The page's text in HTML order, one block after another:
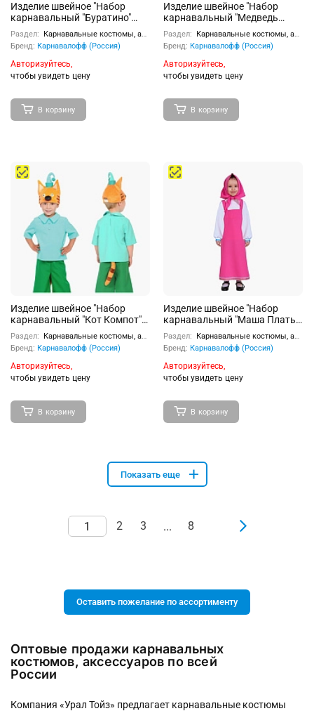
Изделие швейное "Набор
карнавальный "Буратино"
Раздел:
Карнавальные костюмы, аксессуары
Бренд: Карнавалофф (Россия)
Авторизуйтесь,
чтобы увидеть цену
В корзину
Изделие швейное "Набор
карнавальный "Медведь
цирковой" ткань-плюш (3-6
лет, рост 98-116 см)
Раздел:
Карнавальные костюмы, аксессуары
Бренд: Карнавалофф (Россия)
Авторизуйтесь,
чтобы увидеть цену
В корзину
Изделие швейное "Набор
карнавальный "Кот Компот"
серия "Три Кота" дет. р-р S (5-7
лет, рост 116-122 см, р-р30-
32)
Раздел:
Карнавальные костюмы, аксессуары
Бренд: Карнавалофф (Россия)
Авторизуйтесь,
чтобы увидеть цену
В корзину
Изделие швейное "Набор
карнавальный "Маша Платье
с рукавами" (фуксия) (Маша и
Медведь) р-р S(122) (рост
116-122 см/30) 6-7 лет
Раздел:
Карнавальные костюмы, аксессуары
Бренд: Карнавалофф (Россия)
Авторизуйтесь,
чтобы увидеть цену
В корзину
Показать еще
2 3 ... 8
Оставить пожелание по ассортименту
Оптовые продажи карнавальных
костюмов, аксессуаров по всей
России
Компания «Урал Тойз» предлагает карнавальные костюмы